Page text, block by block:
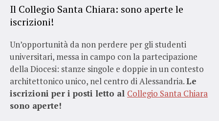
Il Collegio Santa Chiara: sono aperte le
iscrizioni!
Un’opportunità da non perdere per gli studenti
universitari, messa in campo con la partecipazione
della Diocesi: stanze singole e doppie in un contesto
architettonico unico, nel centro di Alessandria.Le
iscrizioni per i posti letto al Collegio Santa Chiara
sono aperte!